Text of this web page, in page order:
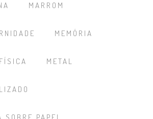
MARROM
MEMÓRIA
METAL